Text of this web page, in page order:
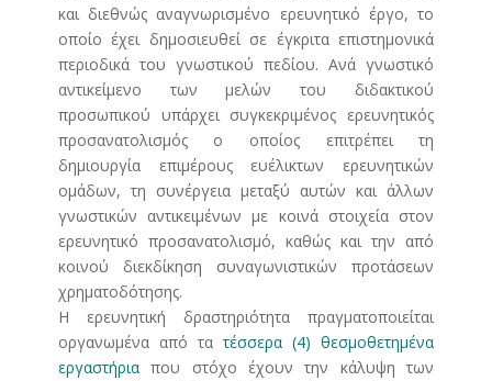
και διεθνώς αναγνωρισμένο ερευνητικό έργο, το
οποίο έχει δημοσιευθεί σε έγκριτα επιστημονικά
περιοδικά του γνωστικού πεδίου. Ανά γνωστικό
αντικείμενο των μελών του διδακτικού
προσωπικού υπάρχει συγκεκριμένος ερευνητικός
προσανατολισμός ο οποίος επιτρέπει τη
δημιουργία επιμέρους ευέλικτων ερευνητικών
ομάδων, τη συνέργεια μεταξύ αυτών και άλλων
γνωστικών αντικειμένων με κοινά στοιχεία στον
ερευνητικό προσανατολισμό, καθώς και την από
κοινού διεκδίκηση συναγωνιστικών προτάσεων
χρηματοδότησης.
Η ερευνητική δραστηριότητα πραγματοποιείται
οργανωμένα από τατέσσερα (4) θεσμοθετημένα
εργαστήριαπου στόχο έχουν την κάλυψη των